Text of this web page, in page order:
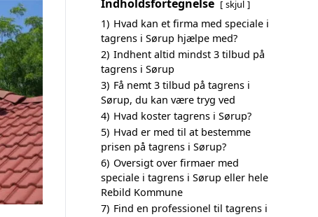
Indholdsfortegnelse skjul
1) Hvad kan et firma med speciale i
tagrens i Sørup hjælpe med?
2) Indhent altid mindst 3 tilbud på
tagrens i Sørup
3) Få nemt 3 tilbud på tagrens i
Sørup, du kan være tryg ved
4) Hvad koster tagrens i Sørup?
5) Hvad er med til at bestemme
prisen på tagrens i Sørup?
6) Oversigt over firmaer med
speciale i tagrens i Sørup eller hele
Rebild Kommune
7) Find en professionel til tagrens i